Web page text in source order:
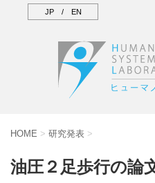
JP/ EN
HOME > 研究発表 >
油圧２足歩行の論